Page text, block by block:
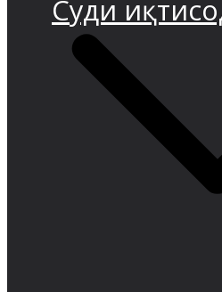
Суди